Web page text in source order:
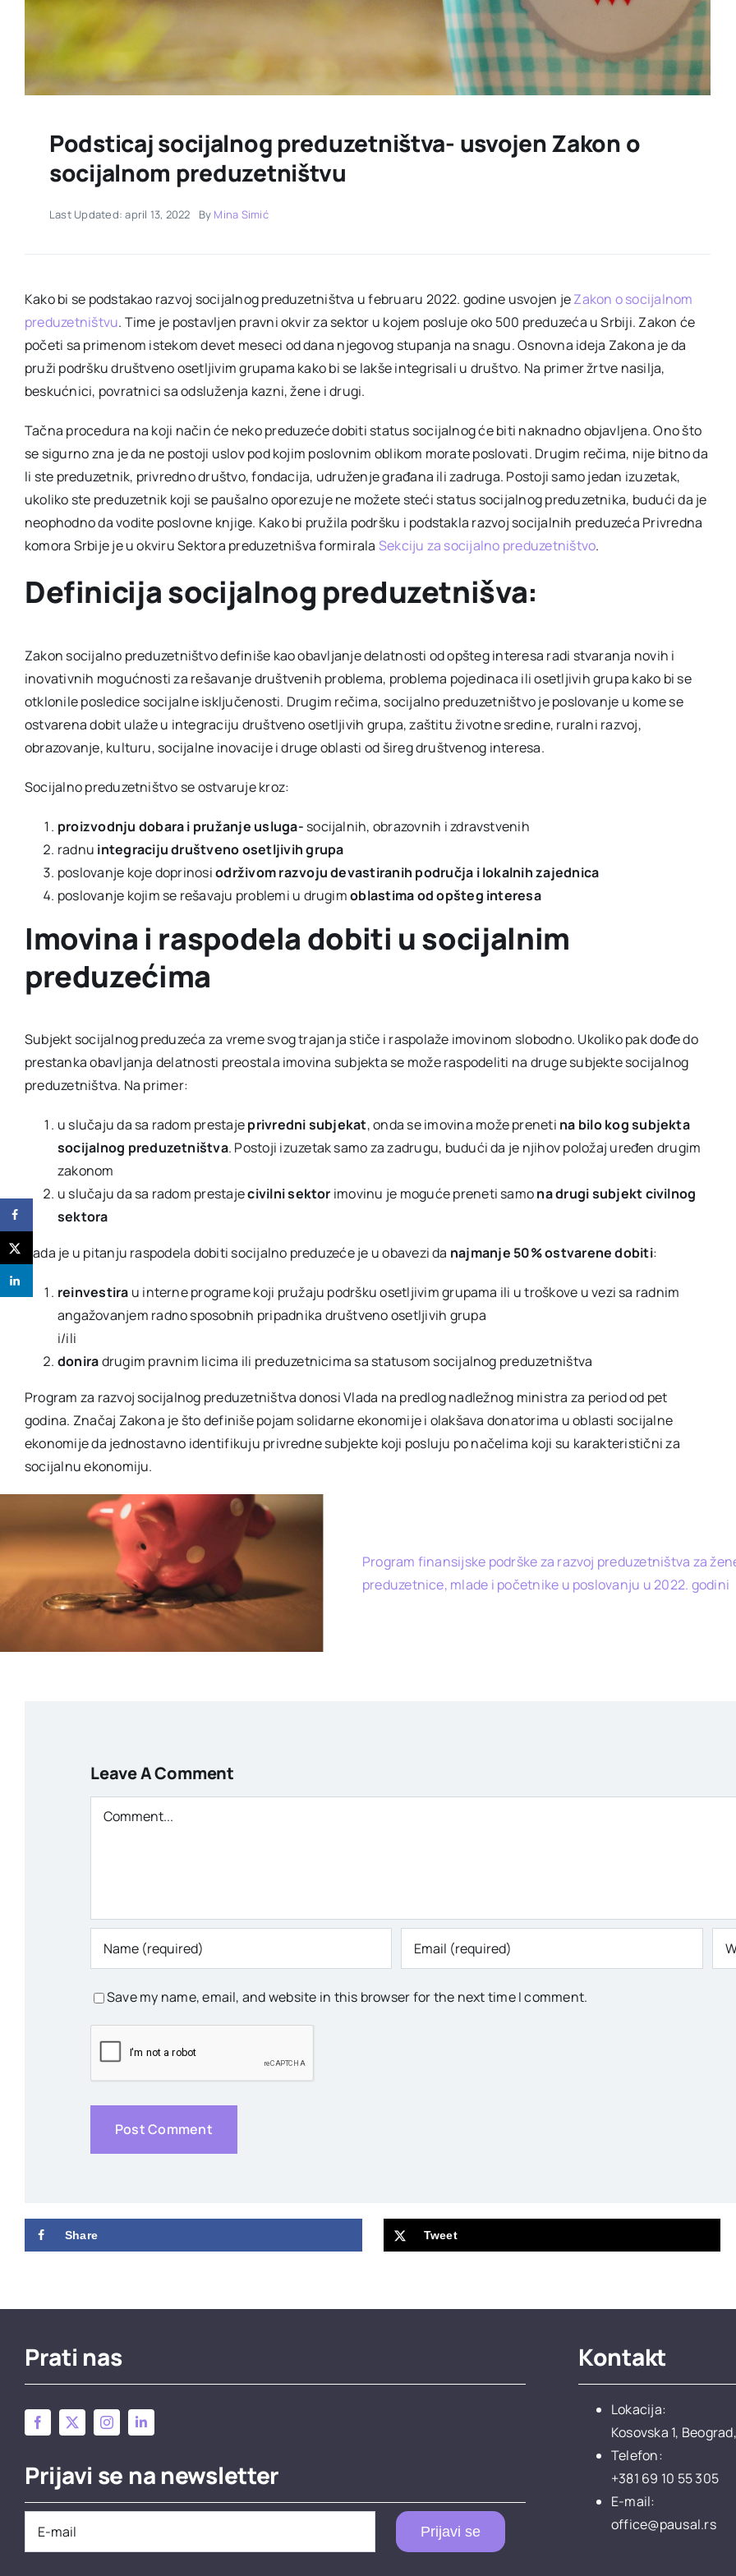
Podsticaj socijalnog preduzetništva- usvojen Zakon o
socijalnom preduzetništvu
Last Updated: april 13, 2022 By Mina Simić
Kako bi se podstakao razvoj socijalnog preduzetništva u februaru 2022. godine usvojen jeZakon o socijalnom
preduzetništvu. Time je postavljen pravni okvir za sektor u kojem posluje oko 500 preduzeća u Srbiji. Zakon će
početi sa primenom istekom devet meseci od dana njegovog stupanja na snagu. Osnovna ideja Zakona je da
pruži podršku društveno osetljivim grupama kako bi se lakše integrisali u društvo. Na primer žrtve nasilja,
beskućnici, povratnici sa odsluženja kazni, žene i drugi.
Tačna procedura na koji način će neko preduzeće dobiti status socijalnog će biti naknadno objavljena. Ono što
se sigurno zna je da ne postoji uslov pod kojim poslovnim oblikom morate poslovati. Drugim rečima, nije bitno da
li ste preduzetnik, privredno društvo, fondacija, udruženje građana ili zadruga. Postoji samo jedan izuzetak,
ukoliko ste preduzetnik koji se paušalno oporezuje ne možete steći status socijalnog preduzetnika, budući da je
neophodno da vodite poslovne knjige. Kako bi pružila podršku i podstakla razvoj socijalnih preduzeća Privredna
komora Srbije je u okviru Sektora preduzetnišva formirala Sekciju za socijalno preduzetništvo.
Definicija socijalnog preduzetnišva:
Zakon socijalno preduzetništvo definiše kao obavljanje delatnosti od opšteg interesa radi stvaranja novih i
inovativnih mogućnosti za rešavanje društvenih problema, problema pojedinaca ili osetljivih grupa kako bi se
otklonile posledice socijalne isključenosti. Drugim rečima, socijalno preduzetništvo je poslovanje u kome se
ostvarena dobit ulaže u integraciju društveno osetljivih grupa, zaštitu životne sredine, ruralni razvoj,
obrazovanje, kulturu, socijalne inovacije i druge oblasti od šireg društvenog interesa.
Socijalno preduzetništvo se ostvaruje kroz:
proizvodnju dobara i pružanje usluga- socijalnih, obrazovnih i zdravstvenih
radnu integraciju društveno osetljivih grupa
poslovanje koje doprinosiodrživom razvoju devastiranih područja i lokalnih zajednica
poslovanje kojim se rešavaju problemi u drugimoblastima od opšteg interesa
Imovina i raspodela dobiti u socijalnim
preduzećima
Subjekt socijalnog preduzeća za vreme svog trajanja stiče i raspolaže imovinom slobodno. Ukoliko pak dođe do
prestanka obavljanja delatnosti preostala imovina subjekta se može raspodeliti na druge subjekte socijalnog
preduzetništva. Na primer:
u slučaju da sa radom prestajeprivredni subjekat, onda se imovina može preneti na bilo kog subjekta
socijalnog preduzetništva. Postoji izuzetak samo za zadrugu, budući da je njihov položaj uređen drugim
zakonom
u slučaju da sa radom prestajecivilni sektor imovinu je moguće preneti samona drugi subjekt civilnog
sektora
Kada je u pitanju raspodela dobiti socijalno preduzeće je u obavezi da najmanje 50% ostvarene dobiti:
reinvestira u interne programe koji pružaju podršku osetljivim grupama ili u troškove u vezi sa radnim
angažovanjem radno sposobnih pripadnika društveno osetljivih grupa
i/ili
doniradrugim pravnim licima ili preduzetnicima sa statusom socijalnog preduzetništva
Program za razvoj socijalnog preduzetništva donosi Vlada na predlog nadležnog ministra za period od pet
godina. Značaj Zakona je što definiše pojam solidarne ekonomije i olakšava donatorima u oblasti socijalne
ekonomije da jednostavno identifikuju privredne subjekte koji posluju po načelima koji su karakteristični za
socijalnu ekonomiju.
Program finansijske podrške za razvoj preduzetništva za
preduzetnice, mlade i početnike u poslovanju u 2022. godini
Leave A Comment
Comment
Save my name, email, and website in this browser for the next time I comment.
Share Tweet
Prati nas
Prijavi se na newsletter
Prijavi se
Kontakt
Lokacija:
Kosovska 1,
Telefon:
+381 69 10 55 305
E-mail:
office@pausal.rs